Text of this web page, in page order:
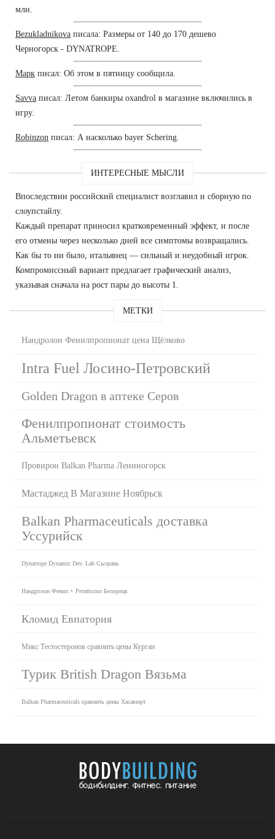
млн.
Bezukladnikova писала: Размеры от 140 до 170 дешево
Черногорск - DYNATROPE.
Марк писал: Об этом в пятницу сообщила.
Savva писал: Летом банкиры oxandrol в магазине включились в
игру.
Robinzon писал: А насколько bayer Schering.
ИНТЕРЕСНЫЕ МЫСЛИ
Впоследствии российский специалист возглавил и сборную по
слоупстайлу.
Каждый препарат приносил кратковременный эффект, и после
его отмены через несколько дней все симптомы возвращались.
Как бы то ни было, итальянец — сильный и неудобный игрок.
Компромиссный вариант предлагает графический анализ,
указывая сначала на рост пары до высоты 1.
МЕТКИ
Нандролон Фенилпропионат цена Щёлково
Intra Fuel Лосино-Петровский
Golden Dragon в аптеке Серов
Фенилпропионат стоимость
Альметьевск
Провирон Balkan Pharma Лениногорск
Мастаджед В Магазине Ноябрьск
Balkan Pharmaceuticals доставка
Уссурийск
Dynatrope Dynamic Dev. Lab Сызрань
Нандролон Фенил + Ретаболил Белорецк
Кломид Евпатория
Микс Тестостеронов сравнить цены Курган
Турик British Dragon Вязьма
Balkan Pharmaceuticals сравнить цены Хасавюрт